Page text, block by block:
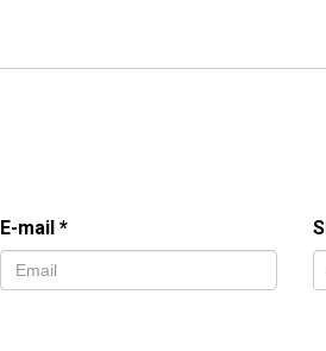
E-mail*